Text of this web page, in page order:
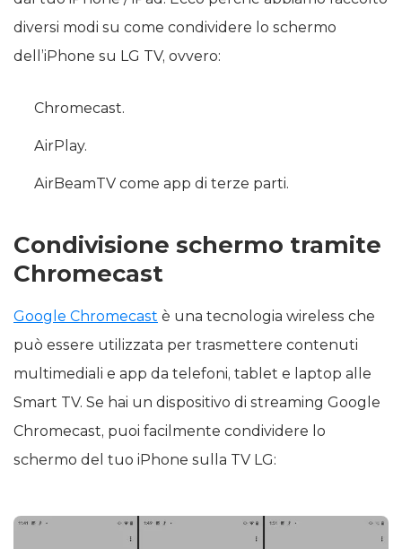
diversi modi su come condividere lo schermo
dell’iPhone su LG TV, ovvero:
Chromecast.
AirPlay.
AirBeamTV come app di terze parti.
Condivisione schermo tramite
Chromecast
Google Chromecast è una tecnologia wireless che
può essere utilizzata per trasmettere contenuti
multimediali e app da telefoni, tablet e laptop alle
Smart TV. Se hai un dispositivo di streaming Google
Chromecast, puoi facilmente condividere lo
schermo del tuo iPhone sulla TV LG: